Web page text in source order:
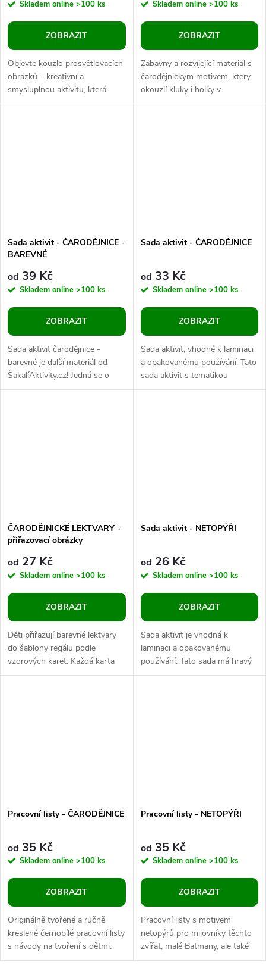
Skladem online >100 ks
ZOBRAZIT
Objevte kouzlo prosvětlovacích
obrázků – kreativní a
smysluplnou aktivitu, která
zaujme děti i dospělé. Na první
Skladem online >100 ks
ZOBRAZIT
Zábavný a rozvíjející materiál s
čarodějnickým motivem, který
okouzlí kluky i holky v
předškolním věku! Tato sada
Sada aktivit - ČARODĚJNICE -
BAREVNÉ
od 39 Kč
Skladem online >100 ks
ZOBRAZIT
Sada aktivit čarodějnice -
barevné je další materiál od
ŠakalíAktivity.cz! Jedná se o
úplně jiný materiál než původní
Sada aktivit - ČARODĚJNICE
od 33 Kč
Skladem online >100 ks
ZOBRAZIT
Sada aktivit, vhodné k laminaci
a opakovanému používání. Tato
sada aktivit s tematikou
čerodějnic, pavučinek a
ČARODĚJNICKÉ LEKTVARY -
přiřazovací obrázky
od 27 Kč
Skladem online >100 ks
ZOBRAZIT
Děti přiřazují barevné lektvary
do šablony regálu podle
vzorových karet. Každá karta
přináší jinou kombinaci, takže
Sada aktivit - NETOPÝŘI
od 26 Kč
Skladem online >100 ks
ZOBRAZIT
Sada aktivit je vhodná k
laminaci a opakovanému
používání. Tato sada má hravý
motiv netopýrů a je určena pro
Pracovní listy - ČARODĚJNICE
od 35 Kč
Skladem online >100 ks
ZOBRAZIT
Originálně tvořené a ručně
kreslené černobílé pracovní listy
s návody na tvoření s dětmi.
Pracovní listy provází
Pracovní listy - NETOPÝŘI
od 35 Kč
Skladem online >100 ks
ZOBRAZIT
Pracovní listy s motivem
netopýrů pro milovníky těchto
zvířat, malé Batmany, ale také
jako připomínka Mezinárodního